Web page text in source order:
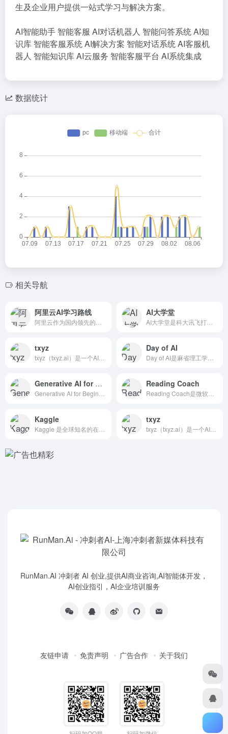
生及企业用户提供一站式学习与解决方案。
AI智能助手 智能客服 AI对话机器人 智能问答系统AI知
识库 智能客服系统AI解决方案 智能对话系统AI客服机
器人 智能知识库AI云服务 智能客服平台 AI系统集成
数据统计
相关导航
阿里云AI学习路线 AI大学堂
txyz Day of AI
Generative AI for Beginners Reading Coach
Kaggle txyz
RunMan.AI 冲刺者 AI 创业,提供AI商业咨询,AI智能体开发，
AI创业指引，AI企业培训服务
友链申请 免责声明 广告合作 关于我们